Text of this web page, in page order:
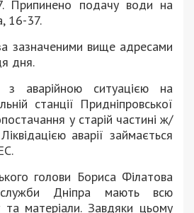
Припинено подачу води на
16-37.
зазначеними вище адресами
дня.
з аварійною ситуацією на
станції Придніпровської
у старій частині ж/
аварії займається
голови Бориса Філатова
служби Дніпра мають всю
та матеріали. Завдяки цьому